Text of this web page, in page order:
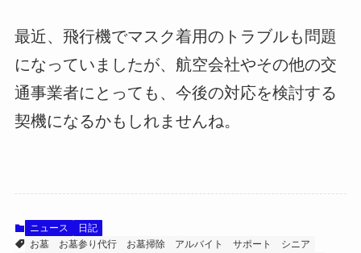
最近、飛行機でマスク着用のトラブルも問題
になっていましたが、航空会社やその他の交
通事業者にとっても、今後の対応を検討する
契機になるかもしれませんね。
ニュース
日記
お墓
お墓参り代行 お墓掃除 アルバイト サポート シニア